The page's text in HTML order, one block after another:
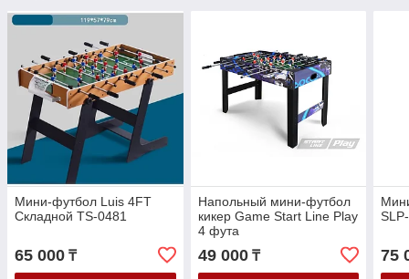
Мини-футбол Luis 4FT
Складной TS-0481
65 000 ₸
Напольный мини-футбол
кикер Game Start Line Play
4 фута
49 000₸ 75